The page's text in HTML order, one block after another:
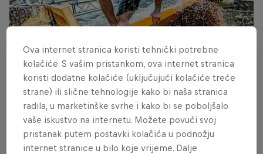
Red Bull Fortmaster
© Predrag Vučković
Ova internet stranica koristi tehnički potrebne
kolačiće. S vašim pristankom, ova internet stranica
koristi dodatne kolačiće (uključujući kolačiće treće
strane) ili slične tehnologije kako bi naša stranica
radila, u marketinške svrhe i kako bi se poboljšalo
vaše iskustvo na internetu. Možete povući svoj
pristanak putem postavki kolačića u podnožju
internet stranice u bilo koje vrijeme. Dalje